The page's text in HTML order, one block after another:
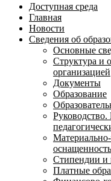
Доступная среда
Главная
Новости
Сведения об
Основные
Структура и
организацией
Документы
Образование
Стипендии и
Платные